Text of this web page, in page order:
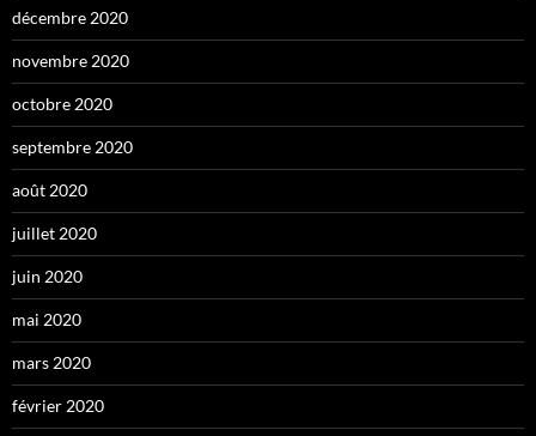
décembre 2020
novembre 2020
octobre 2020
septembre 2020
août 2020
juillet 2020
juin 2020
mai 2020
mars 2020
février 2020